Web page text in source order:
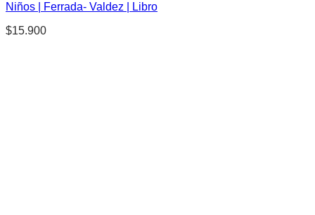
Niños | Ferrada- Valdez | Libro
$15.900